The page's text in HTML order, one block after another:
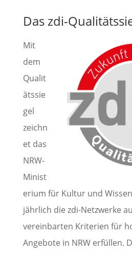
Das zdi-
Mit
dem
Qualit
ätssie
gel
zeichn
et das
NRW-
Minist
erium für Kultur und
jährlich die zdi-Netzwerke
vereinbarten Kriterien für
Angebote in NRW erfüllen.